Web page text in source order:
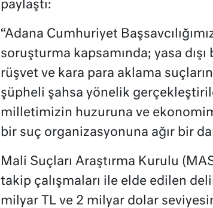
paylaştı:
“Adana Cumhuriyet
soruşturma kapsamında; yasa dışı
rüşvet ve kara para aklama
şüpheli şahsa yönelik
milletimizin huzuruna ve
bir suç organizasyonuna ağır bir
Mali Suçları Araştırma Kurulu
takip çalışmaları ile elde edilen
milyar TL ve 2 milyar dolar